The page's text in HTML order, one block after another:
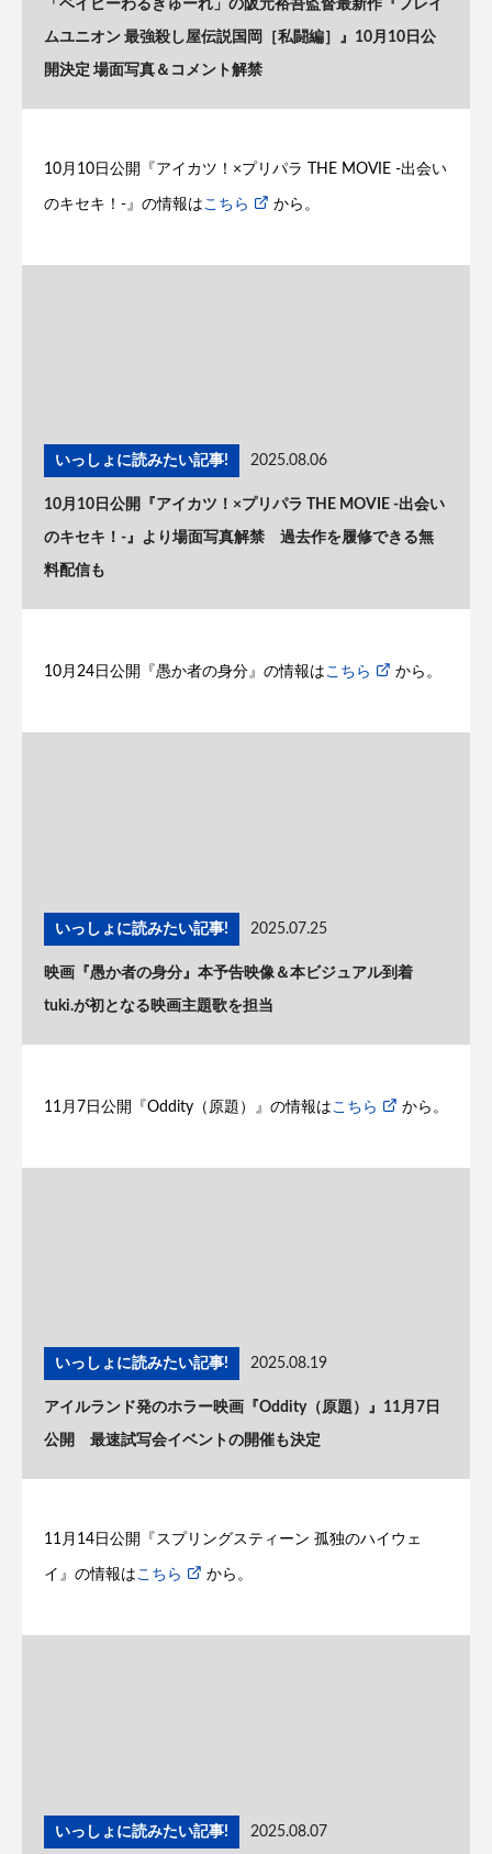
「ベイビーわるきゅーれ」の阪元裕吾監督最新作『フレイ
ムユニオン 最強殺し屋伝説国岡［私闘編］』10月10日公
開決定 場面写真＆コメント解禁
10月10日公開『アイカツ！×プリパラ THE MOVIE -出会い
のキセキ！-』の情報は こちら から。
いっしょに読みたい記事! 2025.08.06
10月10日公開『アイカツ！×プリパラ THE MOVIE -出会い
のキセキ！-』より場面写真解禁 過去作を履修できる無
料配信も
10月24日公開『愚か者の身分』の情報はこちら から。
いっしょに読みたい記事! 2025.07.25
映画『愚か者の身分』本予告映像＆本ビジュアル到着
tuki.が初となる映画主題歌を担当
11月7日公開『Oddity（原題）』の情報は こちら から。
いっしょに読みたい記事! 2025.08.19
アイルランド発のホラー映画『Oddity（原題）』11月7日
公開 最速試写会イベントの開催も決定
11月14日公開『スプリングスティーン 孤独のハイウェ
イ』の情報はこちら から。
いっしょに読みたい記事! 2025.08.07